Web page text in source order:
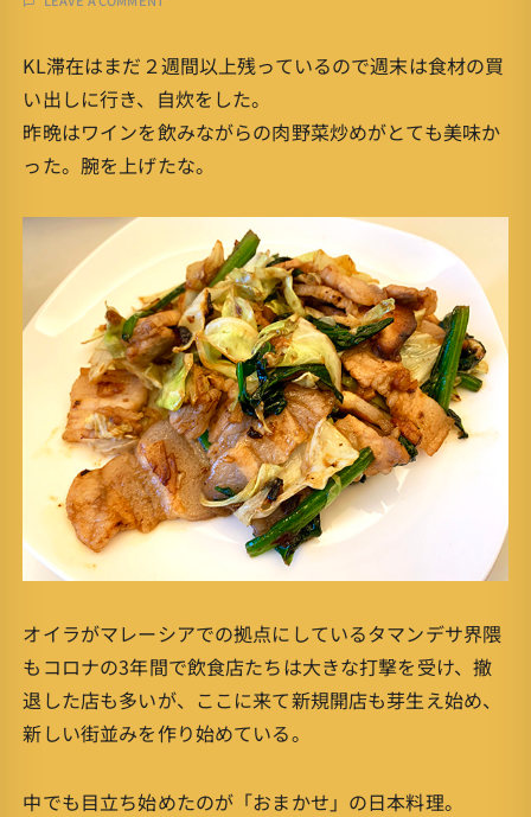
KL滞在はまだ２週間以上残っているので週末は食材の買
い出しに行き、自炊をした。
昨晩はワインを飲みながらの肉野菜炒めがとても美味か
った。腕を上げたな。
オイラがマレーシアでの拠点にしているタマンデサ界隈
もコロナの3年間で飲食店たちは大きな打撃を受け、撤
退した店も多いが、ここに来て新規開店も芽生え始め、
新しい街並みを作り始めている。
中でも目立ち始めたのが「おまかせ」の日本料理。